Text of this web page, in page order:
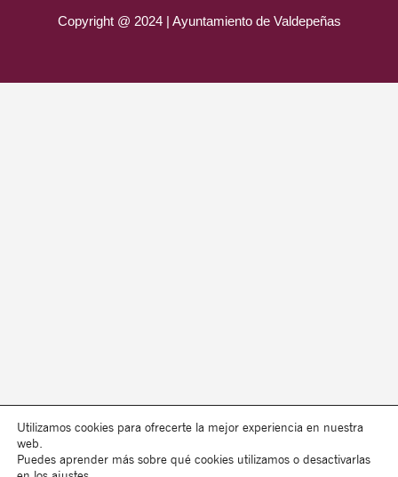
Copyright @ 2024 | Ayuntamiento de Valdepeñas
Utilizamos cookies para ofrecerte la mejor experiencia en nuestra
web.
Puedes aprender más sobre qué cookies utilizamos o desactivarlas